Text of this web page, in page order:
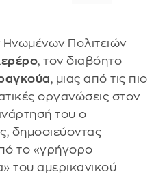
Ηνωμένων Πολιτειών
, τον διαβόητο
, μιας από τις πιο
οργανώσεις στον
του ο
δημοσιεύοντας
το «γρήγορο
του αμερικανικού